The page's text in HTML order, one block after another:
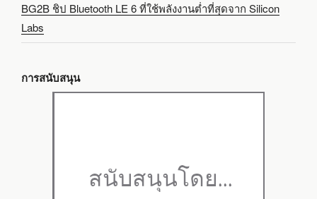
BG2B ชิป Bluetooth LE 6 ที่ใช้พลังงานต่ำที่สุดจาก Silicon
Labs
การสนับสนุน